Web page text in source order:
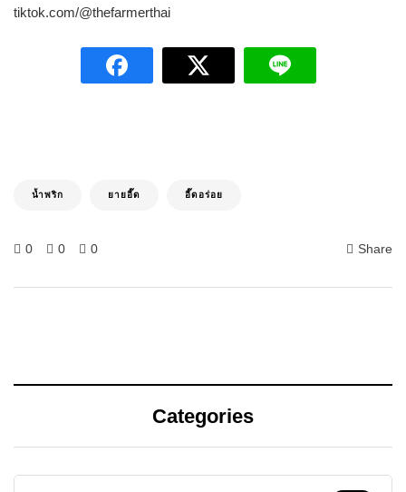
tiktok.com/@thefarmerthai
น้ำพริก ยายอี๊ด อี๊ดอร่อย
0 0 0 Share
Categories